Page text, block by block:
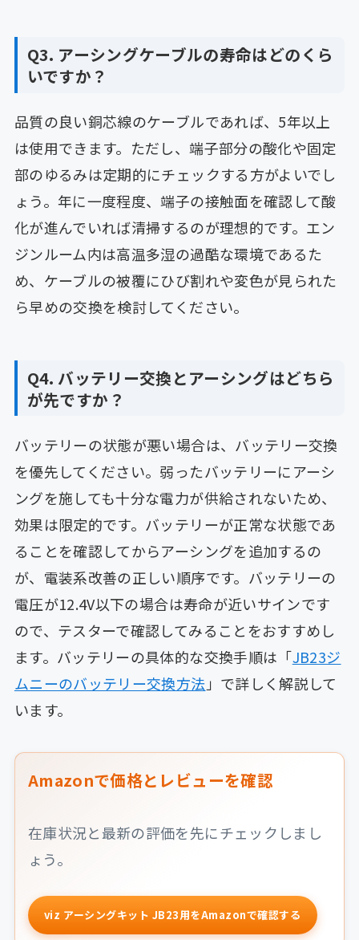
Q3. アーシングケーブルの寿命はどのくら
いですか？
品質の良い銅芯線のケーブルであれば、5年以上
は使用できます。ただし、端子部分の酸化や固定
部のゆるみは定期的にチェックする方がよいでし
ょう。年に一度程度、端子の接触面を確認して酸
化が進んでいれば清掃するのが理想的です。エン
ジンルーム内は高温多湿の過酷な環境であるた
め、ケーブルの被覆にひび割れや変色が見られた
ら早めの交換を検討してください。
Q4. バッテリー交換とアーシングはどちら
が先ですか？
バッテリーの状態が悪い場合は、バッテリー交換
を優先してください。弱ったバッテリーにアーシ
ングを施しても十分な電力が供給されないため、
効果は限定的です。バッテリーが正常な状態であ
ることを確認してからアーシングを追加するの
が、電装系改善の正しい順序です。バッテリーの
電圧が12.4V以下の場合は寿命が近いサインです
ので、テスターで確認してみることをおすすめし
ます。バッテリーの具体的な交換手順は「JB23ジ
ムニーのバッテリー交換方法 」で詳しく解説して
います。
Amazonで価格とレビューを確認
在庫状況と最新の評価を先にチェックしまし
ょう。
viz アーシングキット JB23用をAmazonで確認する